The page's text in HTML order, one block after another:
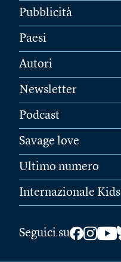
Pubblicità
Paesi
Autori
Newsletter
Podcast
Savage love
Ultimo numero
Internazionale Kids
Seguici su